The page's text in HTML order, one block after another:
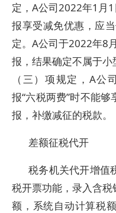
定，A公司2022年1月
报享受减免优惠，应
定。A公司于2022年8
报，结果确定不属于
（三）项规定，A
报“六税两费”时不能
报，补缴减征的税款。
差额征税代开
税务机关代开增值
税开票功能，录入含
额，系统自动计算税